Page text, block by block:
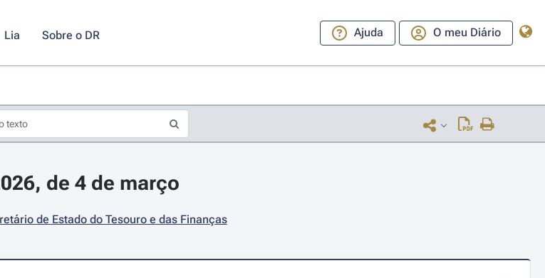
Lia Sobre o DR Ajuda O meu Diário
de 4 de março
de Estado do Tesouro e das Finanças